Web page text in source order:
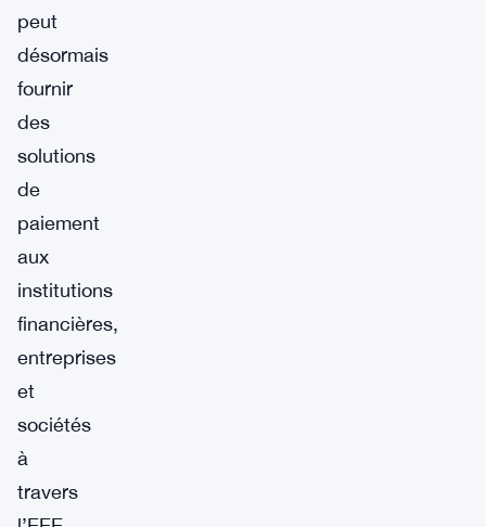
peut
désormais
fournir
des
solutions
de
paiement
aux
institutions
financières,
entreprises
et
sociétés
à
travers